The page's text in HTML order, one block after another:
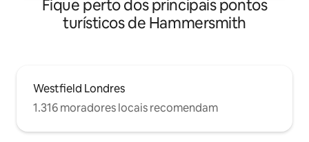
Fique perto dos principais pontos
turísticos de Hammersmith
Westfield Londres
1.316 moradores locais recomendam